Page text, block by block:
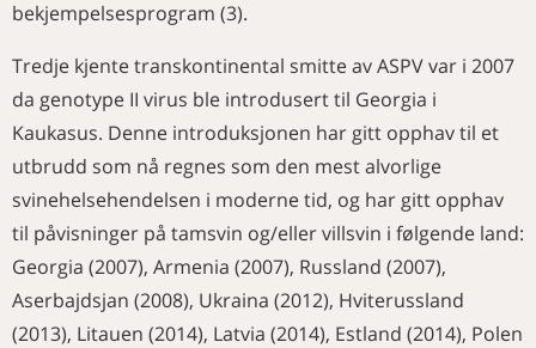
bekjempelsesprogram (3).
Tredje kjente transkontinental smitte av ASPV var i 2007
da genotype II virus ble introdusert til Georgia i
Kaukasus. Denne introduksjonen har gitt opphav til et
utbrudd som nå regnes som den mest alvorlige
svinehelsehendelsen i moderne tid, og har gitt opphav
til påvisninger på tamsvin og/eller villsvin i følgende land:
Georgia (2007), Armenia (2007), Russland (2007),
Aserbajdsjan (2008), Ukraina (2012), Hviterussland
(2013), Litauen (2014), Latvia (2014), Estland (2014), Polen